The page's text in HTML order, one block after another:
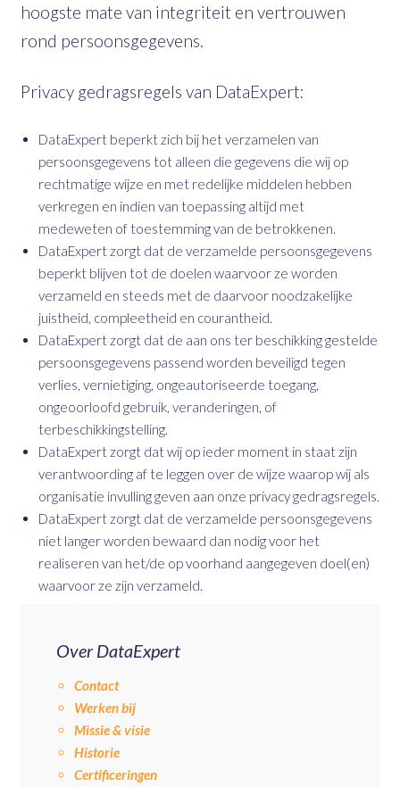
hoogste mate van integriteit en vertrouwen
rond persoonsgegevens.
Privacy gedragsregels van DataExpert:
DataExpert beperkt zich bij het verzamelen van
persoonsgegevens tot alleen die gegevens die wij op
rechtmatige wijze en met redelijke middelen hebben
verkregen en indien van toepassing altijd met
medeweten of toestemming van de betrokkenen.
DataExpert zorgt dat de verzamelde persoonsgegevens
beperkt blijven tot de doelen waarvoor ze worden
verzameld en steeds met de daarvoor noodzakelijke
juistheid, compleetheid en courantheid.
DataExpert zorgt dat de aan ons ter beschikking gestelde
persoonsgegevens passend worden beveiligd tegen
verlies, vernietiging, ongeautoriseerde toegang,
ongeoorloofd gebruik, veranderingen, of
terbeschikkingstelling.
DataExpert zorgt dat wij op ieder moment in staat zijn
verantwoording af te leggen over de wijze waarop wij als
organisatie invulling geven aan onze privacy gedragsregels.
DataExpert zorgt dat de verzamelde persoonsgegevens
niet langer worden bewaard dan nodig voor het
realiseren van het/de op voorhand aangegeven doel(en)
waarvoor ze zijn verzameld.
Over DataExpert
Contact
Werken bij
Missie & visie
Historie
Certificeringen